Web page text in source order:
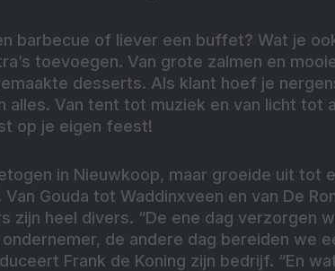
barbecue of liever een buffet? Wat je
toevoegen. Van grote zalmen en
desserts. Als klant hoef je
alles. Van tent tot muziek en van licht tot
op je eigen feest!
in Nieuwkoop, maar groeide uit tot
Gouda tot Waddinxveen en van De
zijn heel divers. “De ene dag verzorgen
de andere dag bereiden we
Frank de Koning zijn bedrijf. “En